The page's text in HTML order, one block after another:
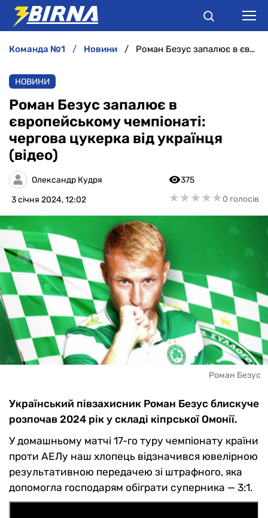
АНАЛІТИКА
ІНТЕРВ'Ю
РІЗНЕ
БУКМЕКЕРИ
команда №1 новини Роман Безус запалює в європейському чемпіонаті: чергова цукерка від українця (відео)
НОВИНИ
Роман Безус запалює в
європейському чемпіонаті:
чергова цукерка від українця
(відео)
Олександр Кудря
3 січня 2024, 12:02
375
★★★★★
★★★★★0 голосів
Роман Безус
Український півзахисник Роман Безус блискуче
розпочав 2024 рік у складі кіпрської Омонії.
У домашньому матчі 17-го туру чемпіонату країни
проти АЕЛу наш хлопець відзначився ювелірною
результативною передачею зі штрафного, яка
допомогла господарям обіграти суперника — 3:1.